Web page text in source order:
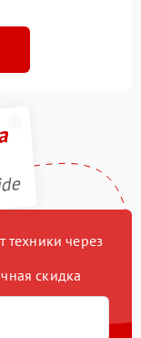
через
скидка